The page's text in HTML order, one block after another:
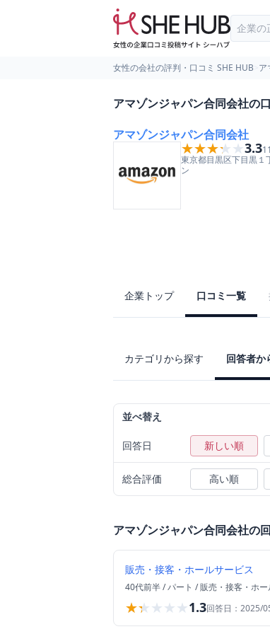
女性の会社の評判・口コミ SHE HUB ア
アマゾンジャパン合同会社の
アマゾンジャパン合同会社
★★★★★
★★★★★3.3
東京都目黒区下目黒１
ン
企業トップ 口コミ一覧
カテゴリから探す 回答者か
並べ替え
回答日 新しい順
総合評価 高い順
アマゾンジャパン合同会社の
販売・接客・ホールサービス
40代前半/パート /販売・接客・ホ
★★★★★
★★★★★1.3回答日： 2025/